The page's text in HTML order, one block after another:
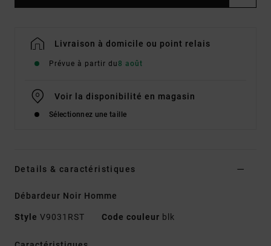
Livraison à domicile ou point relais
Prévue à partir du8 août
Voir la disponibilité en magasin
Sélectionnez une taille
Details & caractéristiques
Débardeur Noir Homme
Style V9031RST Code couleur blk